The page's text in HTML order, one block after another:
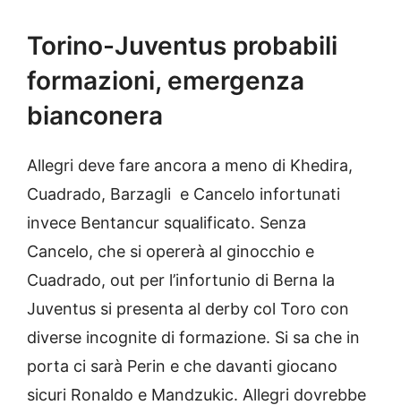
Torino-Juventus probabili
formazioni, emergenza
bianconera
Allegri deve fare ancora a meno di Khedira,
Cuadrado, Barzagli e Cancelo infortunati
invece Bentancur squalificato. Senza
Cancelo, che si opererà al ginocchio e
Cuadrado, out per l’infortunio di Berna la
Juventus si presenta al derby col Toro con
diverse incognite di formazione. Si sa che in
porta ci sarà Perin e che davanti giocano
sicuri Ronaldo e Mandzukic. Allegri dovrebbe